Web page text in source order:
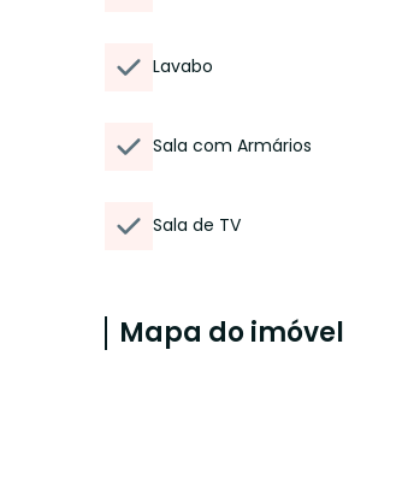
Lavabo
Sala com Armários
Sala de TV
Mapa do imóvel